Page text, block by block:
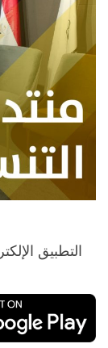
التطبيق